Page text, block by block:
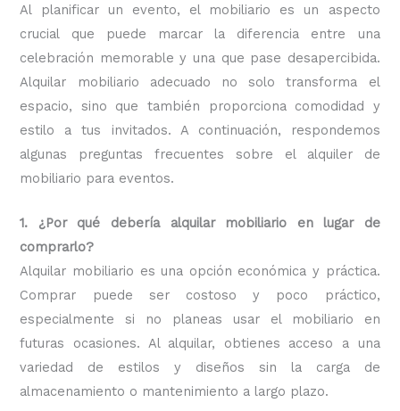
Al planificar un evento, el mobiliario es un aspecto
crucial que puede marcar la diferencia entre una
celebración memorable y una que pase desapercibida.
Alquilar mobiliario adecuado no solo transforma el
espacio, sino que también proporciona comodidad y
estilo a tus invitados. A continuación, respondemos
algunas preguntas frecuentes sobre el alquiler de
mobiliario para eventos.
1. ¿Por qué debería alquilar mobiliario en lugar de
comprarlo?
Alquilar mobiliario es una opción económica y práctica.
Comprar puede ser costoso y poco práctico,
especialmente si no planeas usar el mobiliario en
futuras ocasiones. Al alquilar, obtienes acceso a una
variedad de estilos y diseños sin la carga de
almacenamiento o mantenimiento a largo plazo.